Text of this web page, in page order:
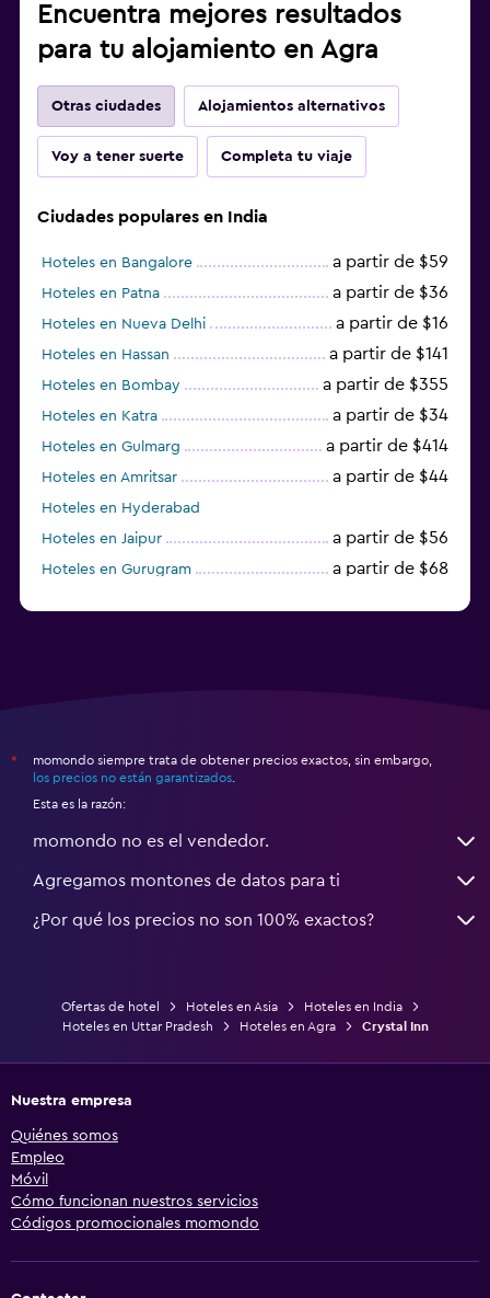
Encuentra mejores resultados
para tu alojamiento en Agra
Otras ciudades Alojamientos alternativos
Voy a tener suerte Completa tu viaje
Ciudades populares en India
Hoteles en Bangalore a partir de $59
Hoteles en Patna a partir de $36
Hoteles en Nueva Delhi a partir de $16
Hoteles en Hassan a partir de $141
Hoteles en Bombay a partir de $355
Hoteles en Katra a partir de $34
Hoteles en Gulmarg a partir de $414
Hoteles en Amritsar a partir de $44
Hoteles en Hyderabad
Hoteles en Jaipur
a partir de $56
Hoteles en Gurugram a partir de $68
*
momondo siempre trata de obtener precios exactos, sin embargo,
los precios no están garantizados
Esta es la razón:
momondo no es el vendedor.
Agregamos montones de datos para ti
¿Por qué los precios no son 100% exactos?
Ofertas de hotel Hoteles en Asia
Hoteles en India
Hoteles en Uttar Pradesh
Hoteles en Agra Crystal Inn
Nuestra empresa
Quiénes somos
Empleo
Móvil
Cómo funcionan nuestros servicios
Códigos promocionales momondo